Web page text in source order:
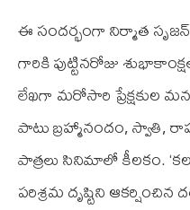
ఈ సందర్భంగా నిర్మాత
గారికి పుట్టినరోజు
లేఖగా మరోసారి ప్రేక్షకుల
పాటు బ్రహ్మానందం, స్వాతి,
పాత్రలు సినిమాలో కీలకం.
పరిశ్రమ దృష్టిని